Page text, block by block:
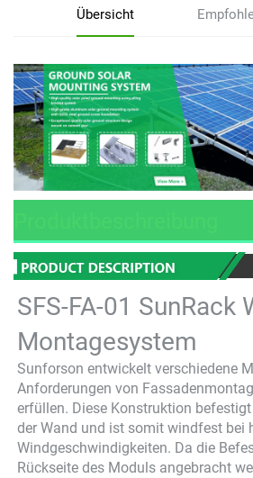
Übersicht
SFS-FA-01 SunRack
Montagesystem
Sunforson entwickelt verschiedene
Anforderungen von
erfüllen. Diese Konstruktion
der Wand und ist somit windfest bei
Windgeschwindigkeiten. Da die
Rückseite des Moduls angebracht